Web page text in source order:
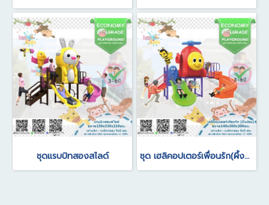
ชุดแรบบิทสองสไลด์ ชุด เฮลิคอปเตอร์เพื่อนรัก(ผึ้งน้อย)